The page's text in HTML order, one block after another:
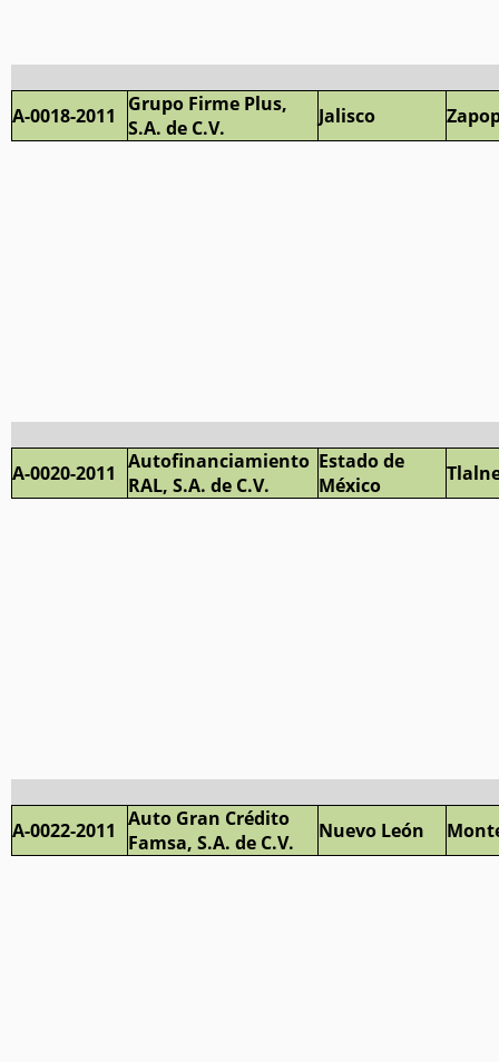
A-0018-2011
Grupo Firme Plus,
S.A. de C.V.
Jalisco
A-0020-2011 Autofinanciamiento
RAL, S.A. de C.V.
Estado de
México
A-0022-2011 Auto Gran Crédito
Famsa, S.A. de C.V.
Nuevo León